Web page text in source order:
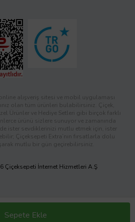
Sepete Ekle
alışveriş sitesi ve mobil uygulaması
olan tüm ürünleri bulabilirsiniz. Çiçek,
Ürünler ve Hediye Setleri gibi birçok farklı
ürünü sizlere sunuyor ve zamanında
ister sevdiklerinizi mutlu etmek için, ister
Çiçeksepeti Extra’nın fırsatlarla dolu
mutlu bir gün geçirebilirsiniz.
Çiçeksepeti İnternet Hizmetleri A.Ş